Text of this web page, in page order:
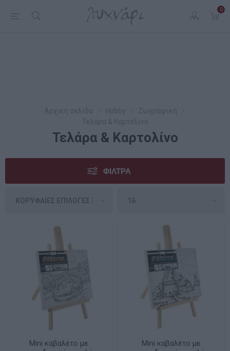
0
Τελάρα & Καρτολίνο
ΦΊΛΤΡΑ
Mini καβαλέτο με
Mini καβαλέτο με